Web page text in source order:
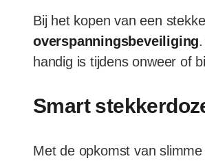
Bij het kopen van een
overspanningsbeveiliging
handig is tijdens onweer of
Smart
Met de opkomst van